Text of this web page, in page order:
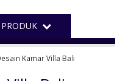
Kamar Villa Bali